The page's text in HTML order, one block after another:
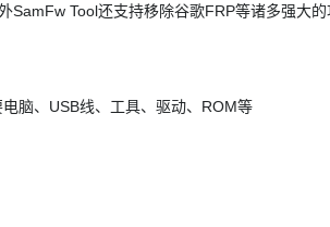
SamFw Tool还支持移除谷歌FRP等诸多强大
、USB线、工具、驱动、ROM等